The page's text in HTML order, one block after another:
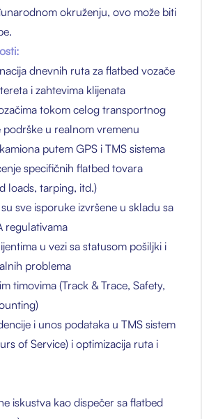
okruženju, ovo može biti
dnevnih ruta za flatbed vozače
i zahtevima klijenata
tokom celog transportnog
podrške u realnom vremenu
putem GPS i TMS sistema
specifičnih flatbed tovara
loads, tarping, itd.)
sve isporuke izvršene u skladu sa
regulativama
u vezi sa statusom pošiljki i
problema
timovima (Track & Trace, Safety,
i unos podataka u TMS sistem
of Service) i optimizacija ruta i
iskustva kao dispečer sa flatbed